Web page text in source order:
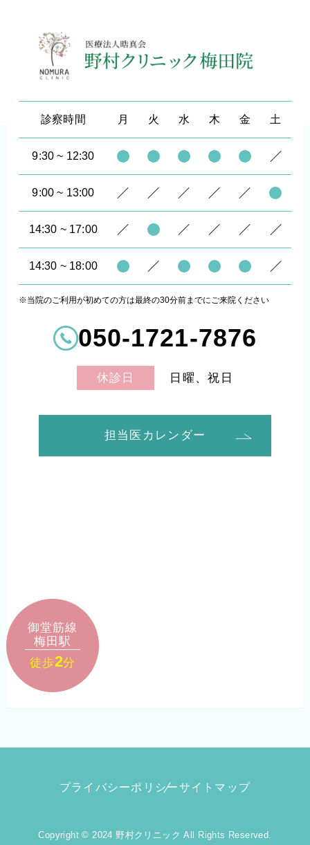
診察時間 月 火 水 木 金 土
9:30 ~ 12:30
9:00 ~ 13:00
14:30 ~ 17:00
14:30 ~ 18:00
※当院のご利用が初めての方は最終の30分前までにご来院ください
050-1721-7876
休診日 日曜、祝日
担当医カレンダー
御堂筋線
梅田駅
徒歩2分
プライバシーポリシーサイトマップ
Copyright © 2024 野村クリニック All Rights Reserved.